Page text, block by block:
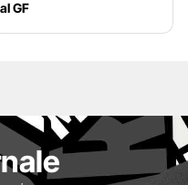
al GF